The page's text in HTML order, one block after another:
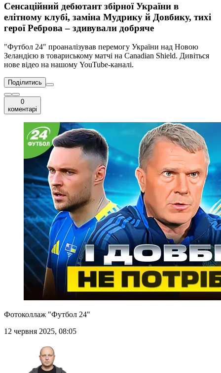
Сенсаційний дебютант збірної України в
елітному клубі, заміна Мудрику й Довбику, тихі
герої Реброва – здивували добряче
"Футбол 24" проаналізував перемогу України над Новою
Зеландією в товариському матчі на Canadian Shield. Дивіться
нове відео на нашому YouTube-каналі.
Поділитись
0
коментарі
Фотоколлаж "Футбол 24"
12 червня 2025, 08:05